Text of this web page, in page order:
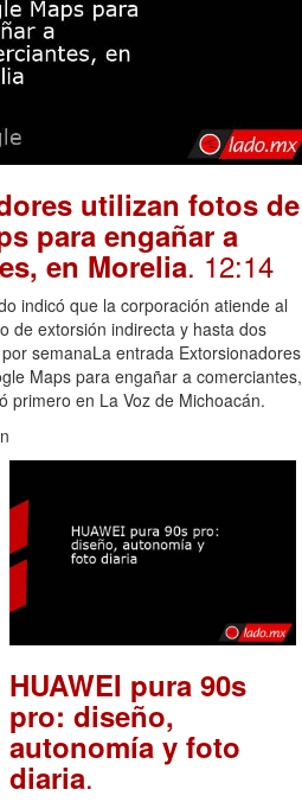
utilizan fotos de
para engañar a
en Morelia. 12:14
indicó que la corporación atiende al
de extorsión indirecta y hasta dos
semanaLa entrada Extorsionadores
Maps para engañar a comerciantes,
primero en La Voz de Michoacán.
HUAWEI pura 90s
pro: diseño,
autonomía y foto
diaria.